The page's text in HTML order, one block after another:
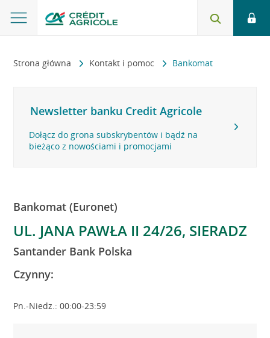
Strona główna Kontakt i pomoc Bankomat
Newsletter banku Credit Agricole
Dołącz do grona subskrybentów i bądź na
bieżąco z nowościami i promocjami
Bankomat (Euronet)
UL. JANA PAWŁA II 24/26, SIERADZ
Santander Bank Polska
Czynny:
Pn.-Niedz.: 00:00-23:59